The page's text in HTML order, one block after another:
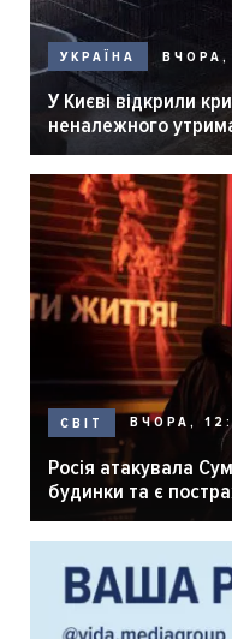
УКРАЇНА ВЧОРА,
У Києві відкрили
неналежного
розпліднику
СВІТ ВЧОРА,
Росія атакувала
будинки та є